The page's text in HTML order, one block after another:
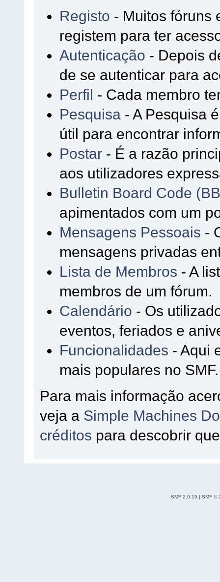
Registo - Muitos fóruns
registem para ter
Autenticação - Depois
de se autenticar para
Perfil - Cada membro
Pesquisa - A Pesquisa
útil para encontrar
Postar - É a razão
aos utilizadores
Bulletin Board Code
apimentados com um
Mensagens Pessoais -
mensagens privadas
Lista de Membros - A
membros de um fórum.
Calendário - Os
eventos, feriados e
Funcionalidades - Aqui
mais populares no SMF.
Para mais informação
veja a Simple Machines
créditos para descobrir
SMF 2.0.19 | SMF ©